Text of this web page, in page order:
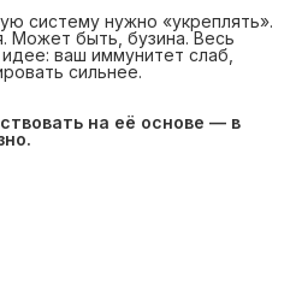
систему нужно «укреплять».
Может быть, бузина. Весь
ваш иммунитет слаб,
сильнее.
на её основе — в